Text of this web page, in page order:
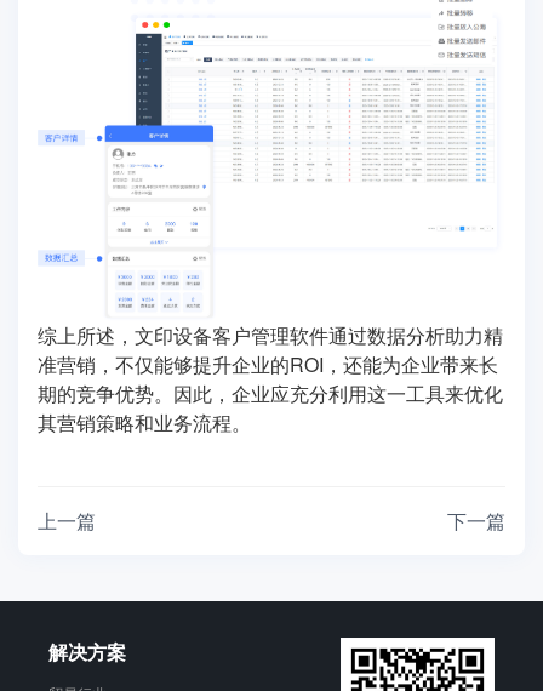
综上所述，文印设备客户管理软件通过数据分析助力精
准营销，不仅能够提升企业的ROI，还能为企业带来长
期的竞争优势。因此，企业应充分利用这一工具来优化
其营销策略和业务流程。
上一篇 下一篇
解决方案